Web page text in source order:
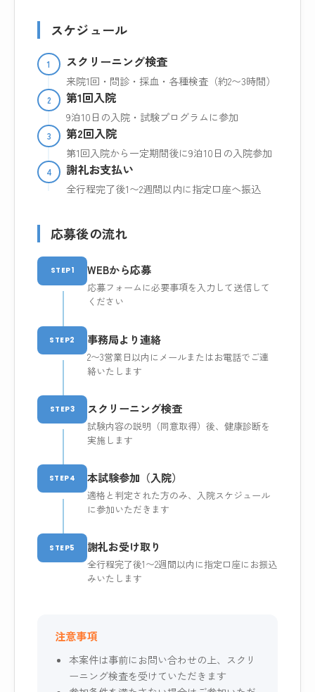
スケジュール
1 スクリーニング検査
来院1回・問診・採血・各種検査（約2〜3時間）
2 第1回入院
9泊10日の入院・試験プログラムに参加
3 第2回入院
第1回入院から一定期間後に9泊10日の入院参加
4 謝礼お支払い
全行程完了後1〜2週間以内に指定口座へ振込
応募後の流れ
STEP1 WEBから応募
応募フォームに必要事項を入力して送信して
ください
STEP2 事務局より連絡
2〜3営業日以内にメールまたはお電話でご連
絡いたします
STEP3 スクリーニング検査
試験内容の説明（同意取得）後、健康診断を
実施します
STEP4 本試験参加（入院）
適格と判定された方のみ、入院スケジュール
に参加いただきます
STEP5 謝礼お受け取り
全行程完了後1〜2週間以内に指定口座にお振込
みいたします
注意事項
本案件は事前にお問い合わせの上、スクリ
ーニング検査を受けていただきます